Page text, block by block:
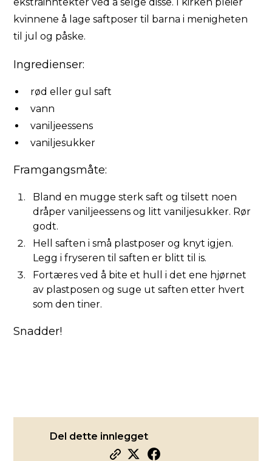
kvinnene å lage saftposer til barna i menigheten
til jul og påske.
Ingredienser:
rød eller gul saft
vann
vaniljeessens
vaniljesukker
Framgangsmåte:
Bland en mugge sterk saft og tilsett noen
dråper vaniljeessens og litt vaniljesukker. Rør
godt.
Hell saften i små plastposer og knyt igjen.
Legg i fryseren til saften er blitt til is.
Fortæres ved å bite et hull i det ene hjørnet
av plastposen og suge ut saften etter hvert
som den tiner.
Snadder!
Del dette innlegget